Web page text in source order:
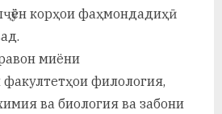
а
корҳои фаҳмондадиҳӣ
миёни
факултетҳои филология,
ва биология ва забони